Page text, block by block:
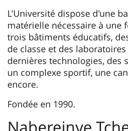
L'Université dispose d'une
matérielle nécessaire à une
trois bâtiments éducatifs,
de classe et des
dernières technologies, des
un complexe sportif, une
encore.
Fondée en 1990.